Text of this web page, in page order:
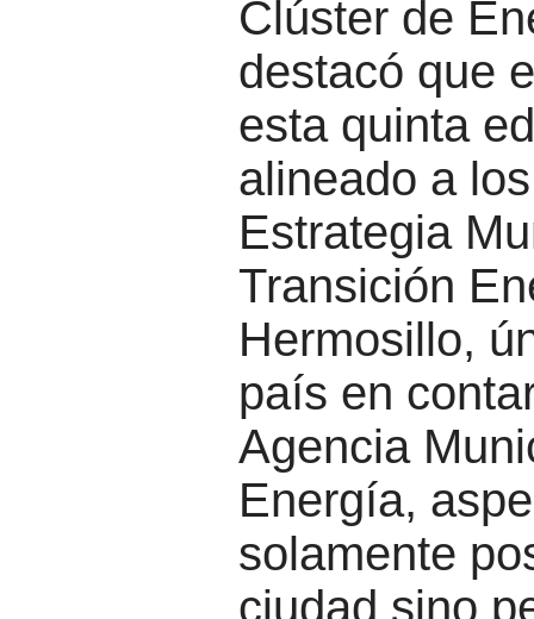
Clúster de
destacó que
esta quinta
alineado a
Estrategia
Transición
Hermosillo,
país en
Agencia
Energía,
solamente
ciudad sino